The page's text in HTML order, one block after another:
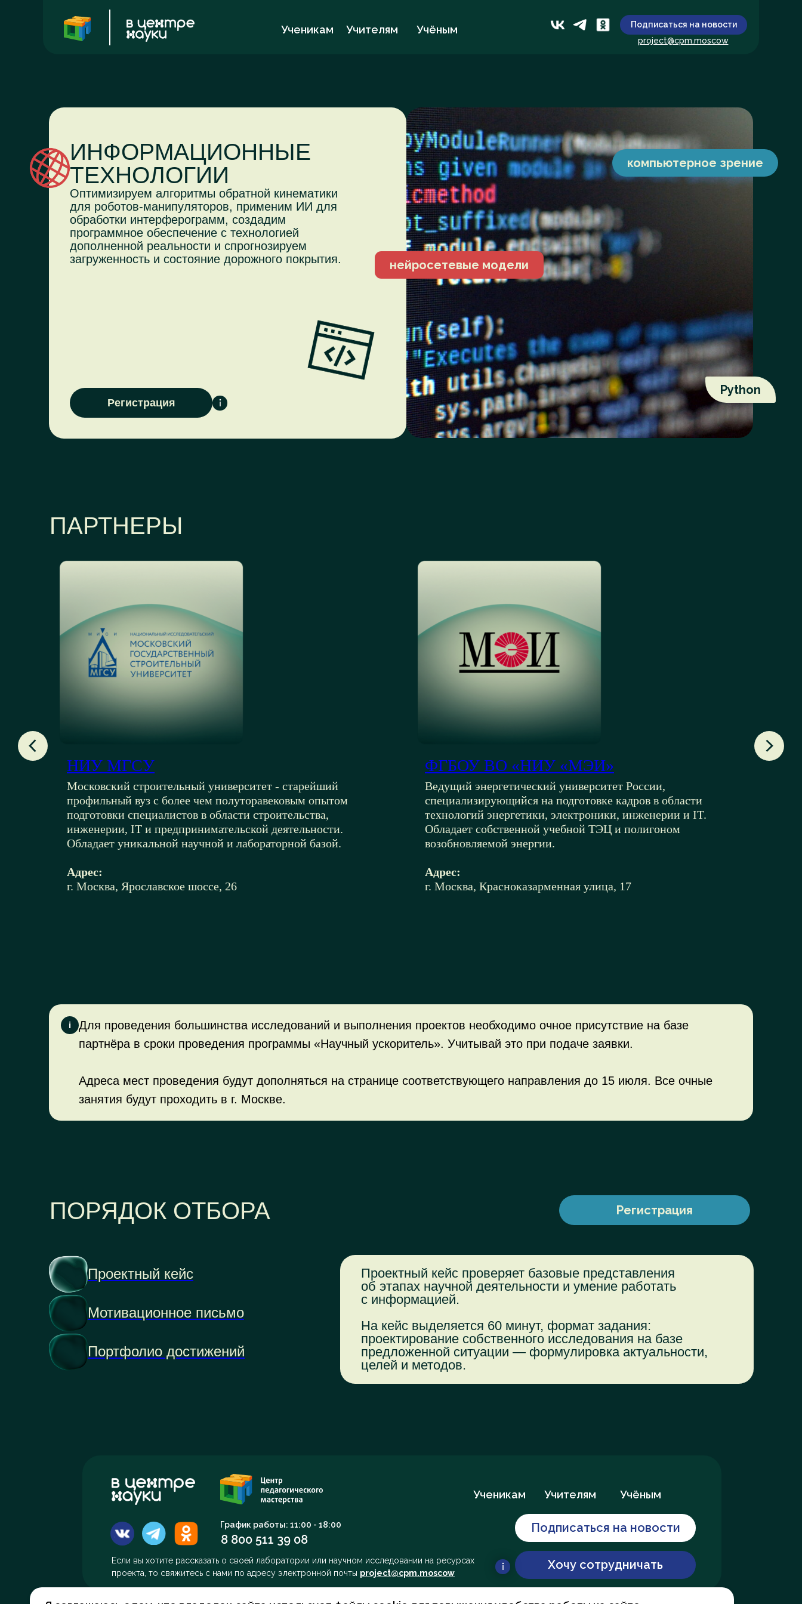
Ученикам Учителям Учёным
Подписаться на новости
project@cpm.moscow
ИНФОРМАЦИОННЫЕ
ТЕХНОЛОГИИ
Оптимизируем алгоритмы обратной кинематики
для роботов-манипуляторов, применим ИИ для
обработки интерферограмм, создадим
программное обеспечение с технологией
дополненной реальности и спрогнозируем
загруженность и состояние дорожного покрытия.
Регистрация
компьютерное зрение
нейросетевые модели
Python
ПАРТНЕРЫ
НИУ МГСУ
Московский строительный университет - старейший
профильный вуз с более чем полуторавековым опытом
подготовки специалистов в области строительства,
инженерии, IT и предпринимательской деятельности.
Обладает уникальной научной и лабораторной базой.
Адрес:
г. Москва, Ярославское шоссе, 26
ФГБОУ ВО «НИУ «МЭИ»
Ведущий энергетический университет России,
специализирующийся на подготовке кадров в области
технологий энергетики, электроники, инженерии и IT.
Обладает собственной учебной ТЭЦ и полигоном
возобновляемой энергии.
Адрес:
г. Москва, Красноказарменная улица, 17
i
Для проведения большинства исследований и выполнения проектов необходимо очное присутствие на базе
партнёра в сроки проведения программы «Научный ускоритель». Учитывай это при подаче заявки.
Адреса мест проведения будут дополняться на странице соответствующего направления до 15 июля. Все очные
занятия будут проходить в г. Москве.
ПОРЯДОК ОТБОРА Регистрация
Проектный кейс
Мотивационное письмо
Портфолио достижений
Проектный кейс проверяет базовые представления
об этапах научной деятельности и умение работать
с информацией.
На кейс выделяется 60 минут, формат задания:
проектирование собственного исследования на базе
предложенной ситуации — формулировка актуальности,
целей и методов.
Если вы хотите рассказать о своей лаборатории или научном исследовании на ресурсах
проекта, то свяжитесь с нами по адресу электронной почты project@cpm.moscow
Подписаться на новости
Ученикам Учителям Учёным
8 800 511 39 08
Хочу сотрудничать
График работы: 11:00 - 18:00